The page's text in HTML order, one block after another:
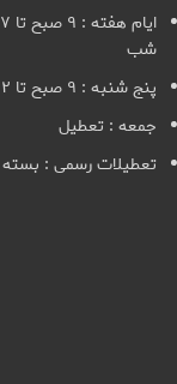
ایام هفته : ۹ صبح تا ۷
شب
پنج شنبه : ۹ صبح تا ۲ ظهر
جمعه : تعطیل
تعطیلات رسمی : بسته